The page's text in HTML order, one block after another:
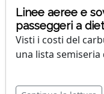
Linee aeree e
passeggeri a
Visti i costi del
una lista semiseria